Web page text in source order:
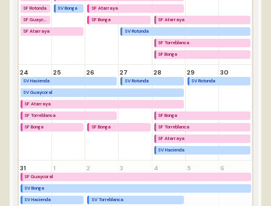
SF Rotonda
SF Guaycoral
SF Atarraya
SV Bonga SF Atarraya
SF Bonga
SV Rotonda
SF Atarraya
SF Torreblanca
SF Bonga
24 25 26 27 28 29 30
SV Hacienda
SV Guaycoral
SF Atarraya
SF Torreblanca
SF Bonga SF Bonga
SV Rotonda
SF Bonga
SF Torreblanca
SF Atarraya
SV Hacienda
SV Rotonda
31 1 2 3 4 5 6
SF Guaycoral
SV Bonga
SV Hacienda SV Torreblanca